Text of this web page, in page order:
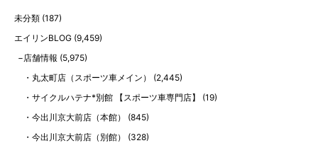
未分類 (187)
エイリンBLOG (9,459)
店舗情報 (5,975)
丸太町店（スポーツ車メイン）
(2,445)
サイクルハテナ*別館 【スポーツ車専門店】
(19)
今出川京大前店（本館）
(845)
今出川京大前店（別館）
(328)